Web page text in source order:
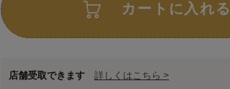
カートに入れる
店舗受取できます 詳しくはこちら >